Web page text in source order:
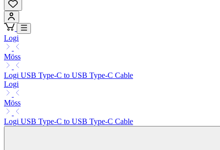
Logi
Möss
Logi USB Type-C to USB Type-C Cable
Logi
Möss
Logi USB Type-C to USB Type-C Cable